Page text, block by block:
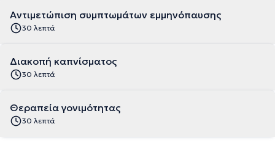
Αντιμετώπιση συμπτωμάτων εμμηνόπαυσης
30 λεπτά
Διακοπή καπνίσματος
30 λεπτά
Θεραπεία γονιμότητας
30 λεπτά